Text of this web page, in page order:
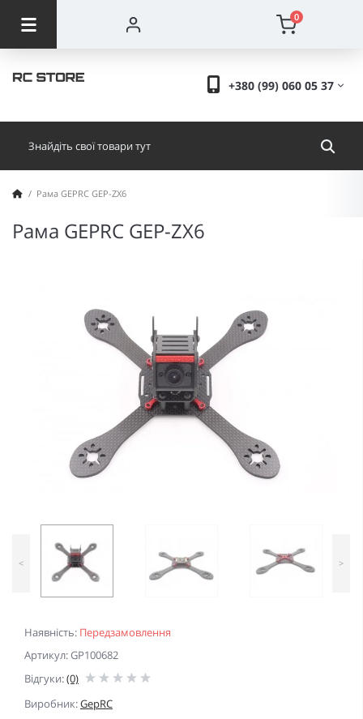
0
+380 (99) 060 05 37
Рама GEPRC GEP-ZX6
Рама GEPRC GEP-ZX6
Наявність: Передзамовлення
Артикул: GP100682
Відгуки:(0)
Виробник:GepRC
< >